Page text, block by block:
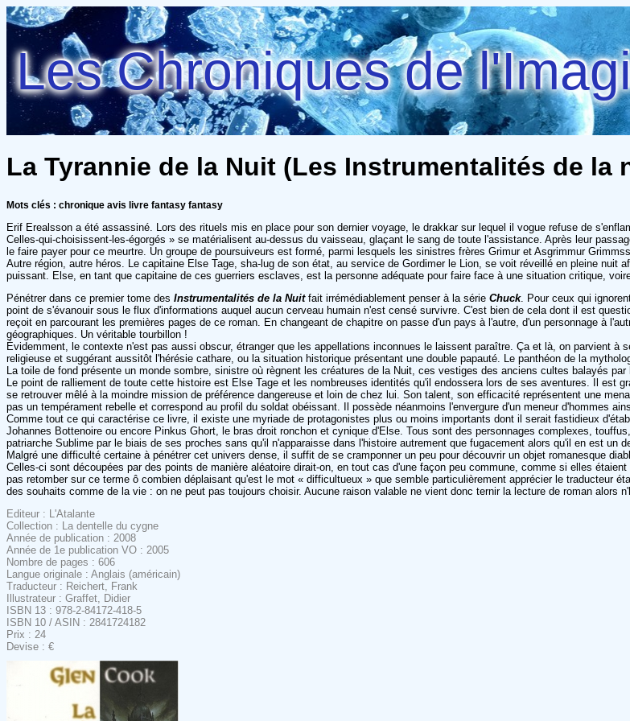
Les Chroniques de
La Tyrannie de la Nuit (Les Instrumentalités de la
Mots clés : chronique avis livre fantasy fantasy
Erif Erealsson a été assassiné. Lors des rituels mis en place pour son dernier voyage, le drakkar sur lequel il vogue refuse de
Celles-qui-choisissent-les-égorgés » se matérialisent au-dessus du vaisseau, glaçant le sang de toute l'assistance. Après leur
le faire payer pour ce meurtre. Un groupe de poursuiveurs est formé, parmi lesquels les sinistres frères Grimur et Asgrimmur
Autre région, autre héros. Le capitaine Else Tage, sha-lug de son état, au service de Gordimer le Lion, se voit réveillé en pleine
puissant. Else, en tant que capitaine de ces guerriers esclaves, est la personne adéquate pour faire face à une situation critique,
Pénétrer dans ce premier tome des Instrumentalités de la Nuitfait irrémédiablement penser à la série Chuck. Pour ceux qui
point de s'évanouir sous le flux d'informations auquel aucun cerveau humain n'est censé survivre. C'est bien de cela dont il est
reçoit en parcourant les premières pages de ce roman. En changeant de chapitre on passe d'un pays à l'autre, d'un personnage à
géographiques. Un véritable tourbillon !
Évidemment, le contexte n'est pas aussi obscur, étranger que les appellations inconnues le laissent paraître. Ça et là, on parvient
religieuse et suggérant aussitôt l'hérésie cathare, ou la situation historique présentant une double papauté. Le panthéon de la
La toile de fond présente un monde sombre, sinistre où règnent les créatures de la Nuit, ces vestiges des anciens cultes balayés par
Le point de ralliement de toute cette histoire est Else Tage et les nombreuses identités qu'il endossera lors de ses aventures. Il
se retrouver mêlé à la moindre mission de préférence dangereuse et loin de chez lui. Son talent, son efficacité représentent une
pas un tempérament rebelle et correspond au profil du soldat obéissant. Il possède néanmoins l'envergure d'un meneur d'hommes
Comme tout ce qui caractérise ce livre, il existe une myriade de protagonistes plus ou moins importants dont il serait fastidieux
Johannes Bottenoire ou encore Pinkus Ghort, le bras droit ronchon et cynique d'Else. Tous sont des personnages complexes,
patriarche Sublime par le biais de ses proches sans qu'il n'apparaisse dans l'histoire autrement que fugacement alors qu'il en est un
Malgré une difficulté certaine à pénétrer cet univers dense, il suffit de se cramponner un peu pour découvrir un objet romanesque
Celles-ci sont découpées par des points de manière aléatoire dirait-on, en tout cas d'une façon peu commune, comme si elles
pas retomber sur ce terme ô combien déplaisant qu'est le mot « difficultueux » que semble particulièrement apprécier le traducteur
des souhaits comme de la vie : on ne peut pas toujours choisir. Aucune raison valable ne vient donc ternir la lecture de roman alors
Editeur : L'Atalante
Collection : La dentelle du cygne
Année de publication : 2008
Année de 1e publication VO : 2005
Nombre de pages : 606
Langue originale : Anglais (américain)
Traducteur : Reichert, Frank
Illustrateur : Graffet, Didier
ISBN 13 : 978-2-84172-418-5
ISBN 10 / ASIN : 2841724182
Prix : 24
Devise : €